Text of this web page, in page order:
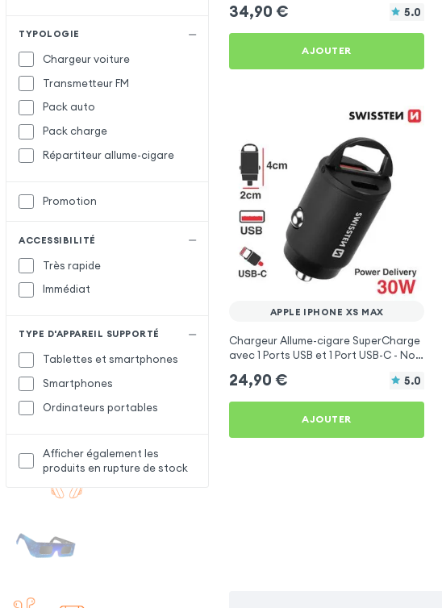
TYPOLOGIE
Chargeur voiture
Transmetteur FM
Pack auto
Pack charge
Répartiteur allume-cigare
Promotion
ACCESSIBILITÉ
Très rapide
Immédiat
TYPE D'APPAREIL SUPPORTÉ
Tablettes et smartphones
Smartphones
Ordinateurs portables
Afficher également les
produits en rupture de stock
34,90 € 5.0
AJOUTER
APPLE IPHONE XS MAX
Chargeur Allume-cigare SuperCharge
avec 1 Ports USB et 1 Port USB-C - Noir
24,90 € 5.0
AJOUTER